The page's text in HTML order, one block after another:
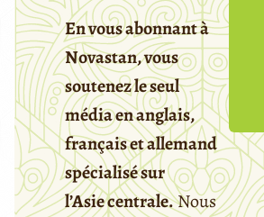
En vous abonnant à
Novastan, vous
soutenez le seul
média en anglais,
français et allemand
spécialisé sur
l’Asie centrale.Nous